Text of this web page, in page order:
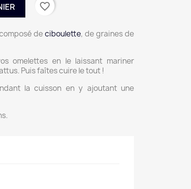
favorite_border
deciboulette, de graines de
omelettes en le laissant mariner
Puis faîtes cuire le tout !
la cuisson en y ajoutant une